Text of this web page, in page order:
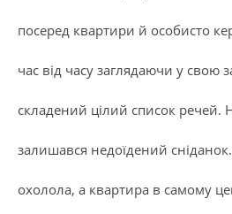
посеред квартири й особисто
час від часу заглядаючи у свою
складений цілий список речей.
залишався недоїдений
охолола, а квартира в самому